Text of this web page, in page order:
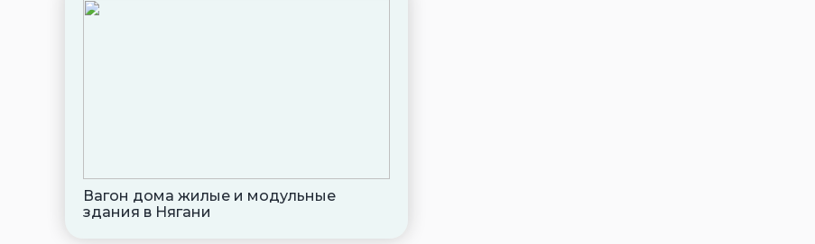
Вагон дома жилые и модульные
здания в Нягани